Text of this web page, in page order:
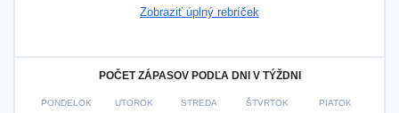
Zobraziť úplný rebríček
POČET ZÁPASOV PODĽA DNI V TÝŽDNI
PONDELOK UTOROK STREDA ŠTVRTOK PIATOK